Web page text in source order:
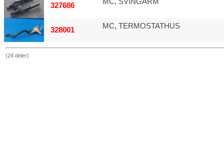
327686
328001 MC, TERMOSTATHUS
(24 deler)